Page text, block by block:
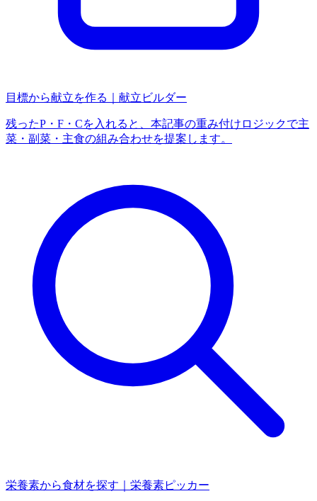
目標から献立を作る｜献立ビルダー
残ったP・F・Cを入れると、本記事の重み付けロジックで主
菜・副菜・主食の組み合わせを提案します。
栄養素から食材を探す｜栄養素ピッカー